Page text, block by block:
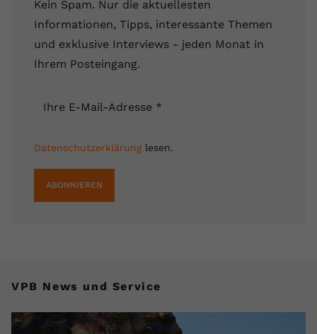
Kein Spam. Nur die aktuellesten
Informationen, Tipps, interessante Themen
und exklusive Interviews - jeden Monat in
Ihrem Posteingang.
Ihre E-Mail-Adresse *
Datenschutzerklärunglesen.
ABONNIEREN
VPB News und Service
Zweck
registriert eine eindeutige ID, um
Daten darüber zu speichern, welche
Videos von YouTube der Nutzer
Name yt-remote-connected-devices